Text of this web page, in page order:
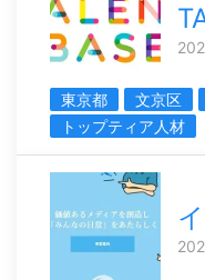
東京都 文京区
トップティア人材